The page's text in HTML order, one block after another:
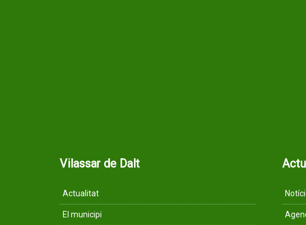
Vilassar de Dalt
Actualitat
El municipi